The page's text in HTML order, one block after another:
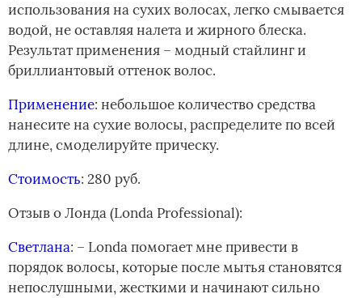
использования на сухих волосах, легко смывается
водой, не оставляя налета и жирного блеска.
Результат применения – модный стайлинг и
бриллиантовый оттенок волос.
Применение: небольшое количество средства
нанесите на сухие волосы, распределите по всей
длине, смоделируйте прическу.
Стоимость: 280 руб.
Отзыв о ­Лонда (Londa Professional):
Светлана: – Londa помогает мне привести в
порядок волосы, которые после мытья становятся
непослушными, жесткими и начинают сильно